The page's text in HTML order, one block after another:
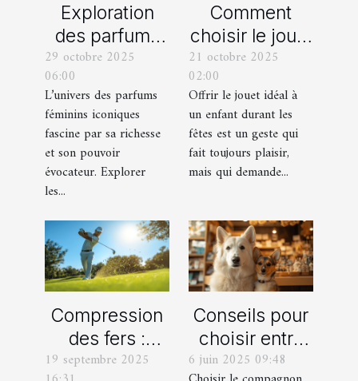
Exploration
des parfums
féminins
iconiques et
leurs
variations
29 octobre 2025
06:00
L’univers des parfums
féminins iconiques
fascine par sa richesse
et son pouvoir
évocateur. Explorer
les...
Comment
choisir le jouet
parfait pour
chaque âge
durant les
fêtes ?
21 octobre 2025
02:00
Offrir le jouet idéal à
un enfant durant les
fêtes est un geste qui
fait toujours plaisir,
mais qui demande...
Compression
des fers :
comment
19 septembre 2025
Conseils pour
choisir entre
un berger
6 juin 2025 09:48